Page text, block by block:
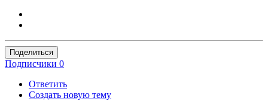
Поделиться
Подписчики 0
Ответить
Создать новую тему